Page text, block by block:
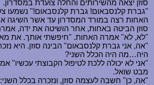
סוזן יצאה מהשירותים והחלה צועדת במסדרון.
"גברת קלנסבאום! גברת קלנסבאום!" נשמעו
האחות רצה במורד המסדרון עד אשר השיגה
סוזן הביטה באחות, אחר הושיטה את ידה,
"לא, לא" אמרה האחות. "חיפשתי אותך. את
"אה, אני גברת קלנסבאום" הבינה סוזן. היא
היה…מה היה הכלל השני?
"אני לא יכולה ללכת לטיפול הקבוצתי
מבט שואל.
"אה, כן" חשבה לעצמה סוזן, ונזכרה בכלל